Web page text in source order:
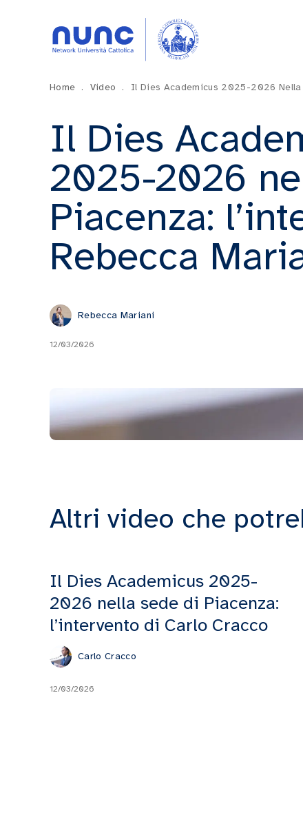
Home . Video . Il Dies Academicus 2025-2026 Nella
Il Dies
2025-2026
Piacenza:
Rebecca
Rebecca Mariani
12/03/2026
Altri video che
Il Dies Academicus 2025-
2026 nella sede di Piacenza:
l’intervento di Carlo Cracco
Carlo Cracco
12/03/2026